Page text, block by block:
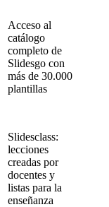
Acceso al
catálogo
completo de
Slidesgo con
más de 30.000
plantillas
Slidesclass:
lecciones
creadas por
docentes y
listas para la
enseñanza